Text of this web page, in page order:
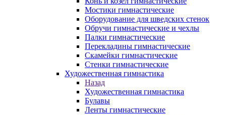
Мостики гимнастические
Оборудование для шведских стенок
Обручи гимнастические и чехлы
Палки гимнастические
Перекладины гимнастические
Скамейки гимнастические
Стенки гимнастические
Художественная гимнастика
Назад
Художественная гимнастика
Булавы
Ленты гимнастические